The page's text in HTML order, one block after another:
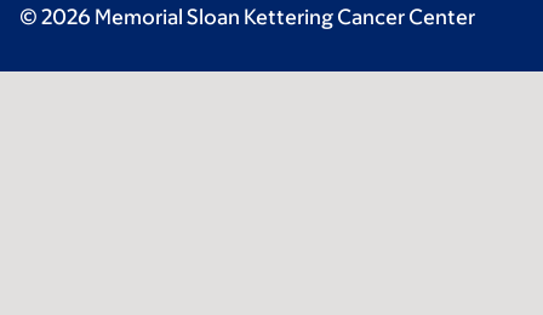
© 2026 Memorial Sloan Kettering Cancer Center